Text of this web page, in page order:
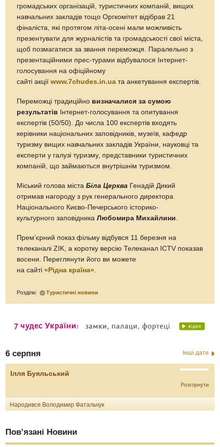
громадських організацій, туристичних компаній, вищих
навчальних закладів тощо Оргкомітет відібрав 21
фіналіста, які протягом літа-осені мали можливість
презентувати для журналістів та громадськості свої міста,
щоб позмагатися за звання переможця. Паралельно з
презентаційними прес-турами відбувалося Інтернет-
голосування на офіційному
сайті акціїwww.7chudes.in.ua та анкетування експертів.
Переможці традиційно визначалися за сумою
результатів Інтернет-голосування та опитування
експертів (50/50). До числа 100 експертів входять
керівники національних заповідників, музеїв, кафедр
туризму вищих навчальних закладів України, науковці та
експерти у галузі туризму, представники туристичних
компаній, що займаються внутрішнім туризмом.
Міський голова містаБіла Церква Генадій Дикий
отримав нагороду з рук генерального директора
Національного Києво-Печерського історико-
культурного заповідникаЛюбомира Михайлини.
Прем’єрний показ фільму відбувся 11 березня на
телеканалі ZIK, а коротку версію Телеканал ICTV показав
восени. Переглянути його ви можете
на сайті«Рідна країна».
Розділи: Туристичні новини
6 серпня Інші дати
Ілля Буяльський
Розгорнути
Народився Володимир Фатальчук
Пов’язані Новини